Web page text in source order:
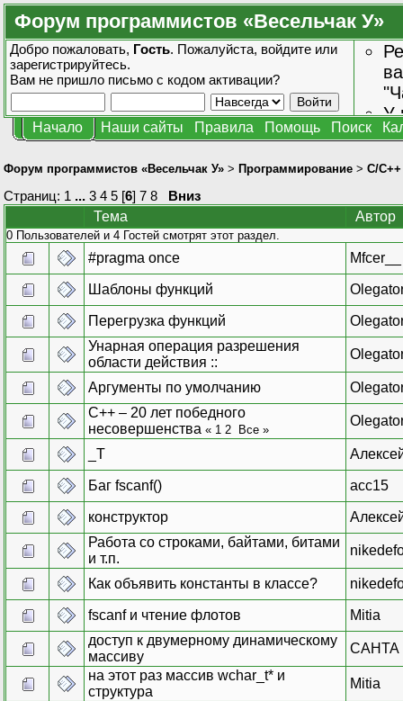
Форум программистов «Весельчак У»
Добро пожаловать, Гость. Пожалуйста, войдите или
зарегистрируйтесь.
Вам не пришло письмо с кодом активации?
У
Начало Наши сайты Правила Помощь Поиск
Форум программистов «Весельчак У» > Программирование > C/C++
Страниц: 1 ... 3 4 5 [6] 7 8
Вниз
Тема
Автор
0 Пользователей и 4 Гостей смотрят этот раздел.
#pragma once Mfcer__
Шаблоны функций
Перегрузка функций
Унарная операция разрешения
области действия ::
Аргументы по умолчанию
C++ – 20 лет победного
несовершенства « 1 2 Все »
_T
Баг fscanf() acc15
конструктор
Работа со строками, байтами, битами
и т.п.
Как объявить константы в классе?
fscanf и чтение флотов
Mitia
доступ к двумерному динамическому
массиву
CAHTA
на этот раз массив wchar_t* и
структура
Mitia